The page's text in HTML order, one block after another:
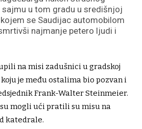
sajmu u tom gradu u središnjoj
se Saudijac automobilom
najmanje petero ljudi i
na misi zadušnici u gradskoj
je među ostalima bio pozvan i
Frank-Walter Steinmeier.
mogli ući pratili su misu na
katedrale.